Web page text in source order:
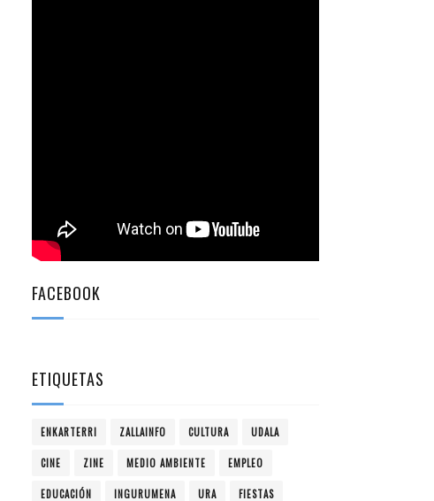
FACEBOOK
ETIQUETAS
ENKARTERRI ZALLAINFO CULTURA UDALA
CINE ZINE MEDIO AMBIENTE EMPLEO
EDUCACIÓN INGURUMENA URA FIESTAS